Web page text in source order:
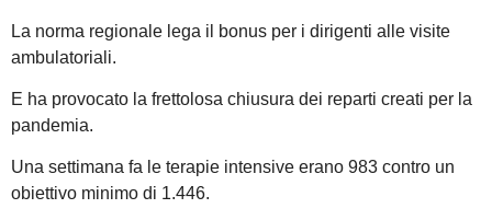
La norma regionale lega il bonus per i dirigenti alle visite
ambulatoriali.
E ha provocato la frettolosa chiusura dei reparti creati per la
pandemia.
Una settimana fa le terapie intensive erano 983 contro un
obiettivo minimo di 1.446.